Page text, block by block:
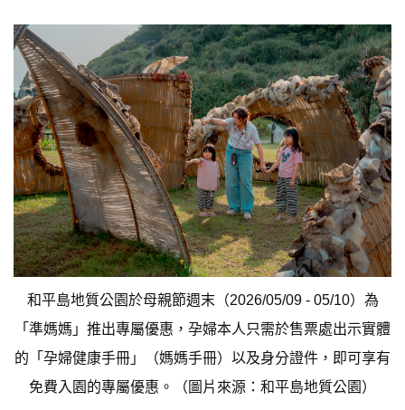
和平島地質公園於母親節週末（2026/05/09 - 05/10）為
「準媽媽」推出專屬優惠，孕婦本人只需於售票處出示實體
的「孕婦健康手冊」（媽媽手冊）以及身分證件，即可享有
免費入園的專屬優惠。（圖片來源：和平島地質公園）